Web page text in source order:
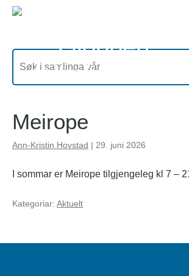
Meirope
Ann-Kristin Hovstad | 29. juni 2026
I sommar er Meirope tilgjengeleg kl 7 –
Kategoriar: Aktuelt